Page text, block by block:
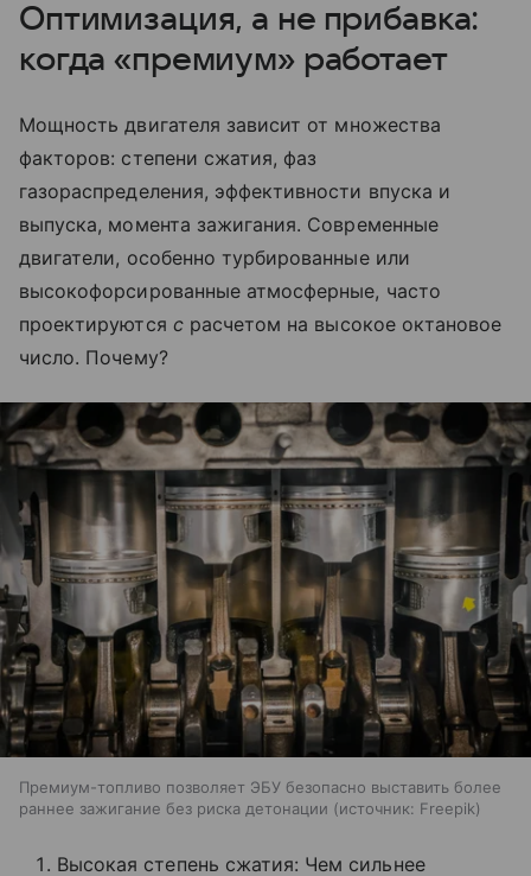
Оптимизация, а не прибавка:
когда «премиум» работает
Мощность двигателя зависит от множества
факторов: степени сжатия, фаз
газораспределения, эффективности впуска и
выпуска, момента зажигания. Современные
двигатели, особенно турбированные или
высокофорсированные атмосферные, часто
проектируются с расчетом на высокое октановое
число. Почему?
Премиум-топливо позволяет ЭБУ безопасно выставить более
раннее зажигание без риска детонации
источник: Freepik
Высокая степень сжатия: Чем сильнее